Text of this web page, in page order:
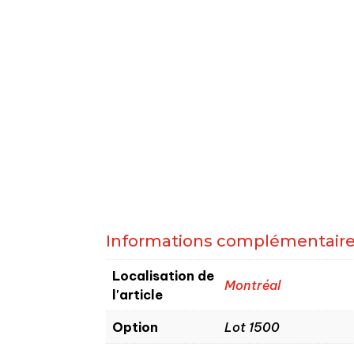
Informations
Localisation de
l'article
Montréal
Option Lot 1500